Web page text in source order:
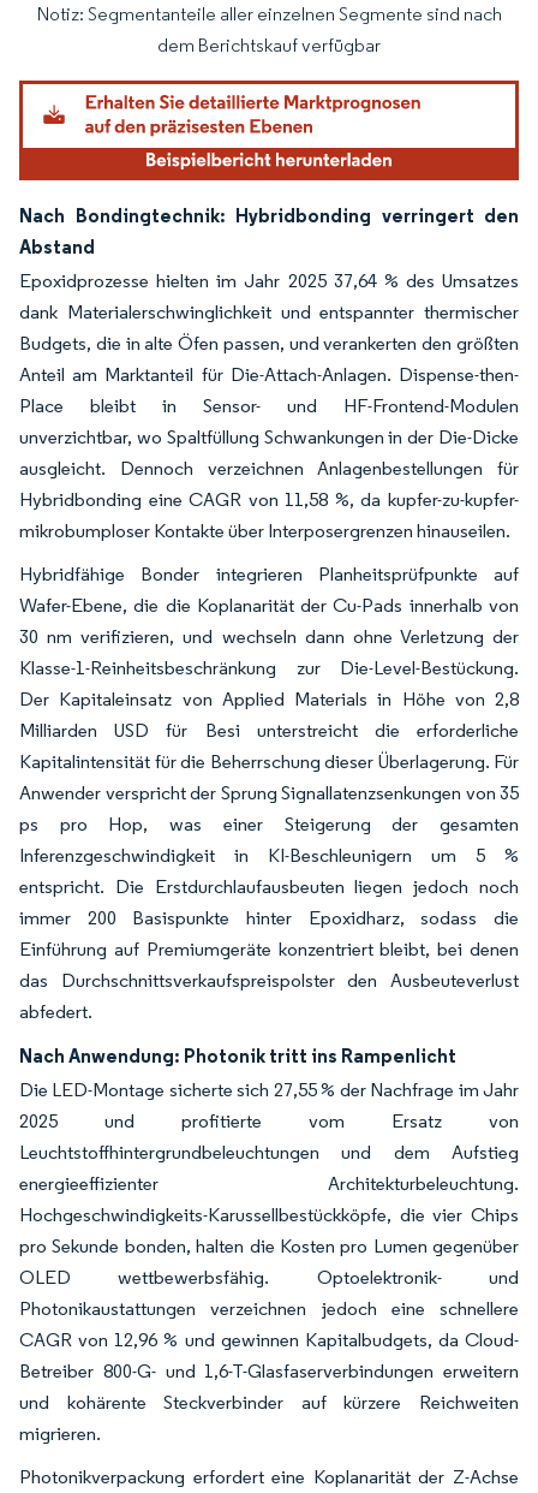
Bild © Mordor Intelligence. Wiederverwendung erfordert Namensnennung
Notiz: Segmentanteile aller einzelnen Segmente sind nach
dem Berichtskauf verfügbar
Nach Bondingtechnik: Hybridbonding verringert den
Abstand
Epoxidprozesse hielten im Jahr 2025 37,64 % des Umsatzes
dank Materialerschwinglichkeit und entspannter thermischer
Budgets, die in alte Öfen passen, und verankerten den größten
Anteil am Marktanteil für Die-Attach-Anlagen. Dispense-then-
Place bleibt in Sensor- und HF-Frontend-Modulen
unverzichtbar, wo Spaltfüllung Schwankungen in der Die-Dicke
ausgleicht. Dennoch verzeichnen Anlagenbestellungen für
Hybridbonding eine CAGR von 11,58 %, da kupfer-zu-kupfer-
mikrobumploser Kontakte über Interposergrenzen hinauseilen.
Hybridfähige Bonder integrieren Planheitsprüfpunkte auf
Wafer-Ebene, die die Koplanarität der Cu-Pads innerhalb von
30 nm verifizieren, und wechseln dann ohne Verletzung der
Klasse-1-Reinheitsbeschränkung zur Die-Level-Bestückung.
Der Kapitaleinsatz von Applied Materials in Höhe von 2,8
Milliarden USD für Besi unterstreicht die erforderliche
Kapitalintensität für die Beherrschung dieser Überlagerung. Für
Anwender verspricht der Sprung Signallatenzsenkungen von 35
ps pro Hop, was einer Steigerung der gesamten
Inferenzgeschwindigkeit in KI-Beschleunigern um 5 %
entspricht. Die Erstdurchlaufausbeuten liegen jedoch noch
immer 200 Basispunkte hinter Epoxidharz, sodass die
Einführung auf Premiumgeräte konzentriert bleibt, bei denen
das Durchschnittsverkaufspreispolster den Ausbeuteverlust
abfedert.
Nach Anwendung: Photonik tritt ins Rampenlicht
Die LED-Montage sicherte sich 27,55 % der Nachfrage im Jahr
2025 und profitierte vom Ersatz von
Leuchtstoffhintergrundbeleuchtungen und dem Aufstieg
energieeffizienter Architekturbeleuchtung.
Hochgeschwindigkeits-Karussellbestückköpfe, die vier Chips
pro Sekunde bonden, halten die Kosten pro Lumen gegenüber
OLED wettbewerbsfähig. Optoelektronik- und
Photonikaustattungen verzeichnen jedoch eine schnellere
CAGR von 12,96 % und gewinnen Kapitalbudgets, da Cloud-
Betreiber 800-G- und 1,6-T-Glasfaserverbindungen erweitern
und kohärente Steckverbinder auf kürzere Reichweiten
migrieren.
Photonikverpackung erfordert eine Koplanarität der Z-Achse